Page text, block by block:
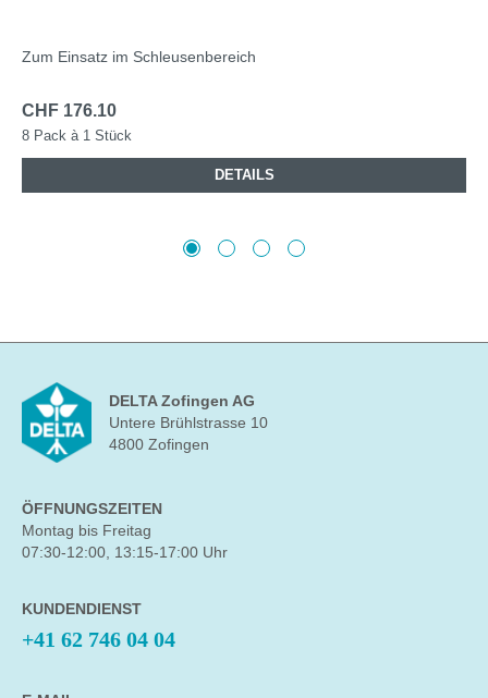
Zum Einsatz im Schleusenbereich
CHF 176.10
8 Pack à 1 Stück
DETAILS
DELTA Zofingen AG
Untere Brühlstrasse 10
4800 Zofingen
ÖFFNUNGSZEITEN
Montag bis Freitag
07:30-12:00, 13:15-17:00 Uhr
KUNDENDIENST
+41 62 746 04 04